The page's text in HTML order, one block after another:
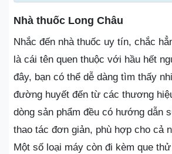
Nhà thuốc Long Châu
Nhắc đến nhà thuốc uy tín, chắc
là cái tên quen thuộc với hầu hết
đây, bạn có thể dễ dàng tìm thấy
đường huyết đến từ các thương
dòng sản phẩm đều có hướng dẫn
thao tác đơn giản, phù hợp cho cả
Một số loại máy còn đi kèm que